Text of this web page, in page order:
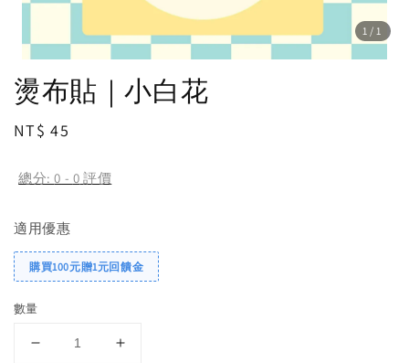
1 /1
燙布貼｜小白花
Regular
NT$ 45
總分:0 - 0 評價
適用優惠
購買100元贈1元回饋金
數量